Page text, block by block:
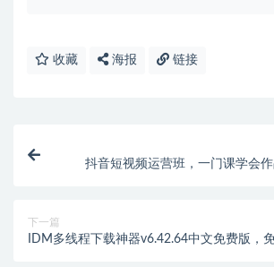
收藏 海报 链接
抖音短视频运营班，一门课学会
下一篇
IDM多线程下载神器v6.42.64中文免费版，